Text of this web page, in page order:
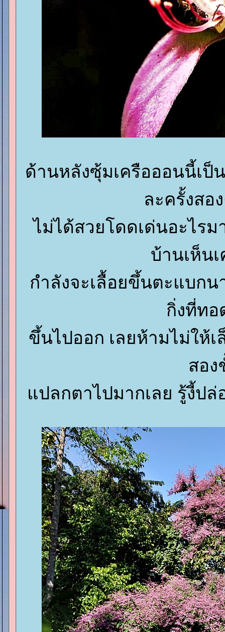
ด้านหลังซุ้มเครือออนนี้เ
ละครั้งสอ
ไม่ได้สวยโดดเด่นอะไร
บ้านเห็น
กำลังจะเลื้อยขึ้นตะแบก
กิ่งที่ท
ขึ้นไปออก เลยห้ามไม่ให้
สอ
ปลกตาไปมากเลย รู้งี้ปล่